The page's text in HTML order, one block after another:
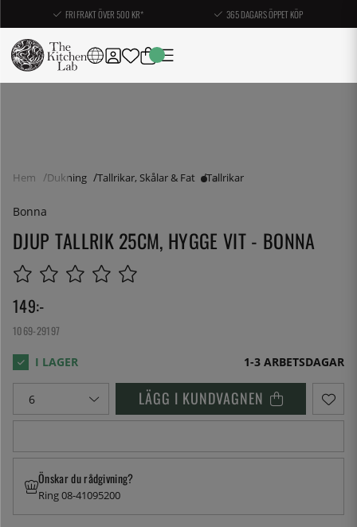
FRI FRAKT ÖVER 500 KR* 365 DAGARS ÖPPET KÖP
Hem Dukning Tallrikar, Skålar & Fat Tallrikar
Bonna
DJUP TALLRIK 25CM, HYGGE VIT - BONNA
149:-
1069-29197
1-3 ARBETSDAGAR
LÄGG I KUNDVAGNEN
Önskar du rådgivning?
Ring 08-41095200